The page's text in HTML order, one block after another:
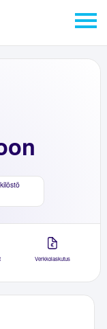
Verkkolaskutus